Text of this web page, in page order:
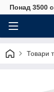
Понад 3500
Товари